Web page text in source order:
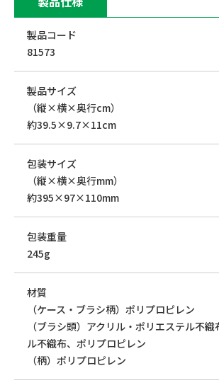
製品コード
81573
製品サイズ
（縦×横×奥行cm）
約39.5×9.7×11cm
包装サイズ
（縦×横×奥行mm）
約395×97×110mm
包装重量
245g
材質
（ケース・ブラシ柄）ポリプロピレン
（ブラシ頭）アクリル・ポリエステル不
ル不織布、ポリプロピレン
（柄）ポリプロピレン